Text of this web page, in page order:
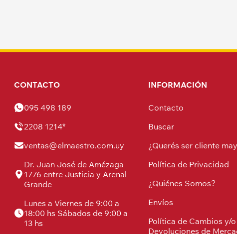
CONTACTO
095 498 189
2208 1214*
ventas@elmaestro.com.uy
Dr. Juan José de Amézaga
1776 entre Justicia y Arenal
Grande
Lunes a Viernes de 9:00 a
18:00 hs Sábados de 9:00 a
13 hs
INFORMACIÓN
Contacto
Buscar
¿Querés ser cliente
Política de Privacidad
¿Quiénes Somos?
Envíos
Política de Cambios y/o
Devoluciones de